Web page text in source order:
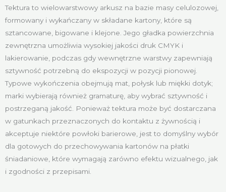
Tektura to wielowarstwowy arkusz na bazie masy celulozowej,
formowany i wykańczany w składane kartony, które są
sztancowane, bigowane i klejone. Jego gładka powierzchnia
zewnętrzna umożliwia wysokiej jakości druk CMYK i
lakierowanie, podczas gdy wewnętrzne warstwy zapewniają
sztywność potrzebną do ekspozycji w pozycji pionowej.
Typowe wykończenia obejmują mat, połysk lub miękki dotyk;
marki wybierają również gramaturę, aby wybrać sztywność i
postrzeganą jakość. Ponieważ tektura może być dostarczana
w gatunkach przeznaczonych do kontaktu z żywnością i
akceptuje niektóre powłoki barierowe, jest to domyślny wybór
dla gotowych do przechowywania kartonów na płatki
śniadaniowe, które wymagają zarówno efektu wizualnego, jak
i zgodności z przepisami.